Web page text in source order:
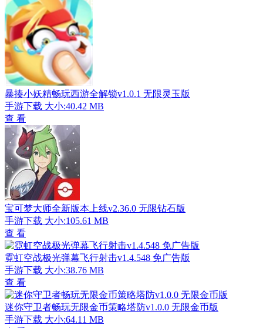
暴揍小妖精畅玩西游全解锁v1.0.1 无限灵玉版
手游下载 大小:40.42 MB
查 看
宝可梦大师全新版本上线v2.36.0 无限钻石版
手游下载 大小:105.61 MB
查 看
霓虹空战极光弹幕飞行射击v1.4.548 免广告版
手游下载 大小:38.76 MB
查 看
迷你守卫者畅玩无限金币策略塔防v1.0.0 无限金币版
手游下载 大小:64.11 MB